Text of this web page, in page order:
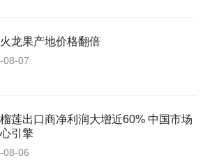
龙果产地价格翻倍
08-07
莲出口商净利润大增近60% 中国市场
引擎
08-06